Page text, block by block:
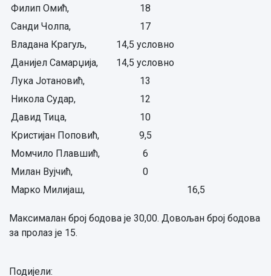
Филип Омић,
18
Санди Чолпа,
17
Владана Крагуљ,
14,5 условно
Данијел Самарџија,
14,5 условно
Лука Јотановић,
13
Никола Судар,
12
Давид Тица,
10
Кристијан Поповић,
9,5
Момчило Плавшић,
6
Милан Вујчић,
0
Марко Милијаш,
16,5
Максималан број бодова је 30,00. Довољан број бодова
за пролаз је 15.
Подијели: